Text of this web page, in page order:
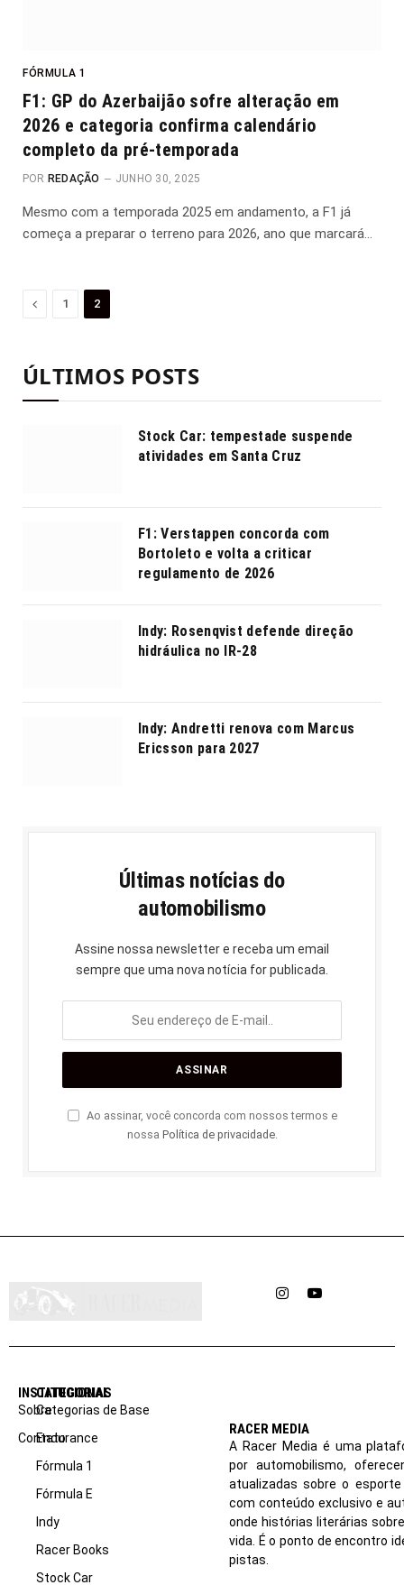
FÓRMULA 1
F1: GP do Azerbaijão sofre alteração em
2026 e categoria confirma calendário
completo da pré-temporada
POR REDAÇÃO JUNHO 30, 2025
Mesmo com a temporada 2025 em andamento, a F1 já
começa a preparar o terreno para 2026, ano que marcará…
Anterior
1 2
ÚLTIMOS POSTS
Stock Car: tempestade suspende
atividades em Santa Cruz
F1: Verstappen concorda com
Bortoleto e volta a criticar
regulamento de 2026
Indy: Rosenqvist defende direção
hidráulica no IR-28
Indy: Andretti renova com Marcus
Ericsson para 2027
Últimas notícias do
automobilismo
Assine nossa newsletter e receba um email
sempre que uma nova notícia for publicada.
Ao assinar, você concorda com nossos termos e
nossa Política de privacidade.
InstagramYouTube
INSTITUCIONAL
Sobre
Contato
CATEGORIAS
Categorias de Base
Endurance
Fórmula 1
Fórmula E
Indy
Racer Books
Stock Car
RACER MEDIA
A Racer Media é uma
por automobilismo,
atualizadas sobre o
com conteúdo exclusivo e
onde histórias literárias
vida. É o ponto de encontro
pistas.